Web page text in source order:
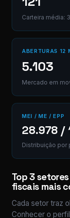
Carteira média:
ABERTURAS 12
5.103
Mercado em
MEI / ME / EPP
28.978 /
Distribuição por
Top 3
fiscais mais
Cada setor traz
Conhecer o